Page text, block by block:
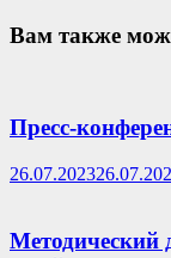
Вам также
Пресс-
26.07.2023
Методический